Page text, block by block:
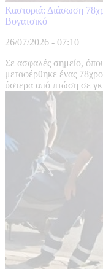
Καστοριά: Διάσωση
Βογατσικό
26/07/2026 - 07:10
Σε ασφαλές σημείο,
μεταφέρθηκε ένας
ύστερα από πτώση σε